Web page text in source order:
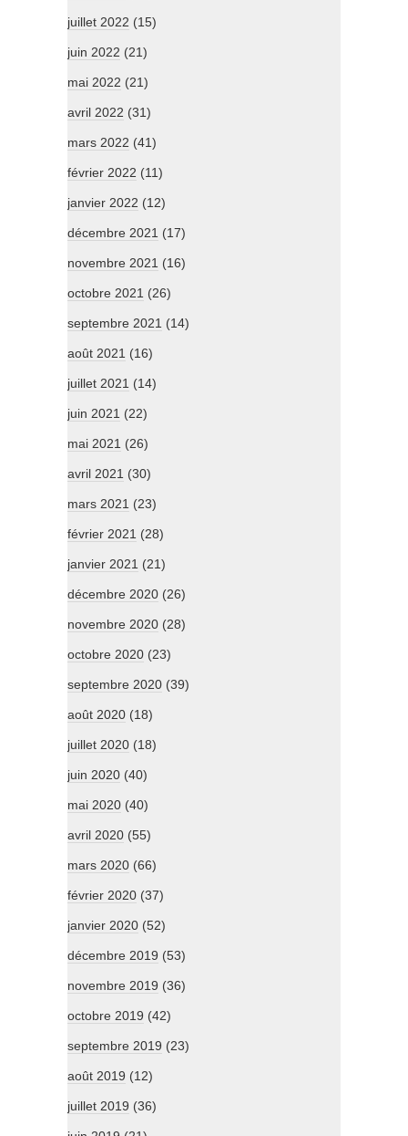
juillet 2022 (15)
juin 2022 (21)
mai 2022 (21)
avril 2022 (31)
mars 2022 (41)
février 2022 (11)
janvier 2022 (12)
décembre 2021 (17)
novembre 2021 (16)
octobre 2021 (26)
septembre 2021 (14)
août 2021 (16)
juillet 2021 (14)
juin 2021 (22)
mai 2021 (26)
avril 2021 (30)
mars 2021 (23)
février 2021 (28)
janvier 2021 (21)
décembre 2020 (26)
novembre 2020 (28)
octobre 2020 (23)
septembre 2020 (39)
août 2020 (18)
juillet 2020 (18)
juin 2020 (40)
mai 2020 (40)
avril 2020 (55)
mars 2020 (66)
février 2020 (37)
janvier 2020 (52)
décembre 2019 (53)
novembre 2019 (36)
octobre 2019 (42)
septembre 2019 (23)
août 2019 (12)
juillet 2019 (36)